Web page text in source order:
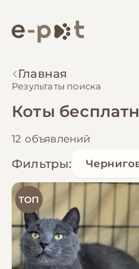
Главная
Результаты поиска
Коты
12 объявлений
Фильтры:
ТОП